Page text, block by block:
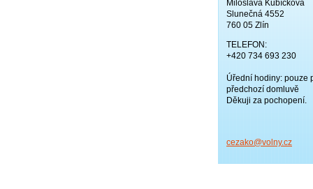
Miloslava Kubíčková
Slunečná 4552
760 05 Zlín
TELEFON:
+420 734 693 230
Úřední hodiny: pouze
předchozí domluvě
Děkuji za pochopení.
cezako@volny.cz